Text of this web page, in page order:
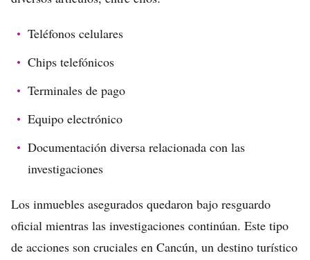
Teléfonos celulares
Chips telefónicos
Terminales de pago
Equipo electrónico
Documentación diversa relacionada con las
investigaciones
Los inmuebles asegurados quedaron bajo resguardo
oficial mientras las investigaciones continúan. Este tipo
de acciones son cruciales en Cancún, un destino turístico